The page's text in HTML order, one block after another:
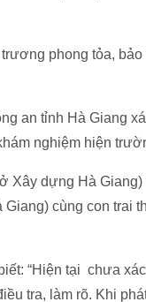
phong tỏa,
an tỉnh Hà Giang
nghiệm hiện
Xây dựng Hà
cùng con trai
“Hiện tại chưa
tra, làm rõ. Khi